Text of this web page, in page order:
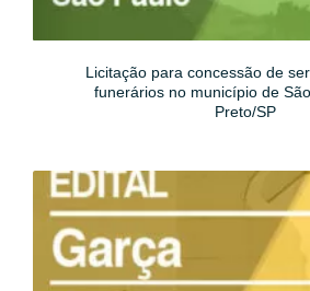
Licitação para concessão de
funerários no município de
Preto/SP